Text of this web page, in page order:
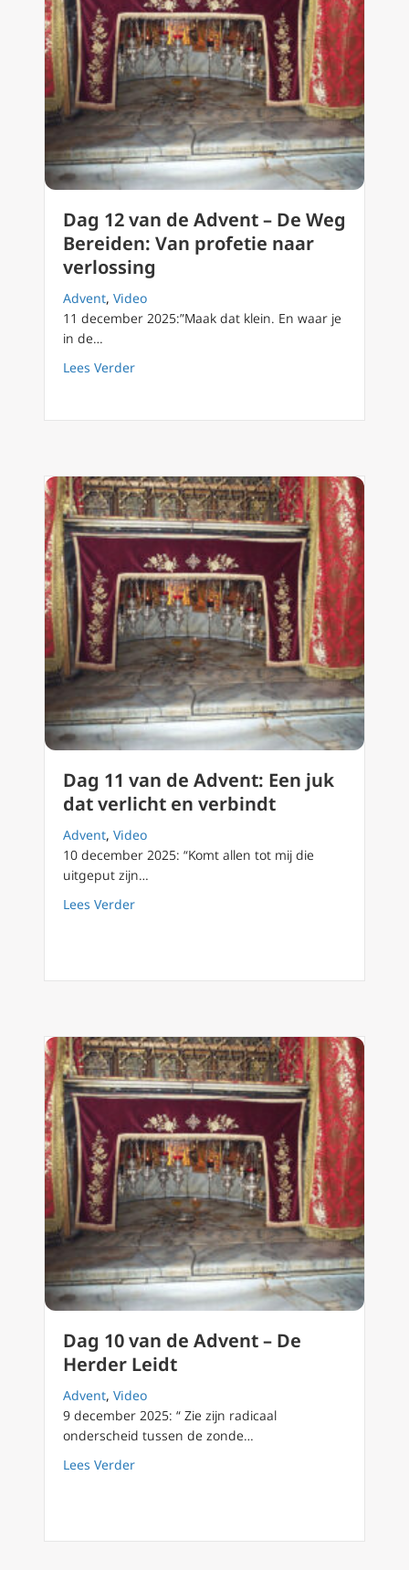
Dag 12 van de Advent – De Weg
Bereiden: Van profetie naar
verlossing
Advent, Video
11 december 2025:”Maak dat klein. En waar je
in de…
Lees Verderabout Dag 12 van de Advent – De Weg
Dag 11 van de Advent: Een juk
dat verlicht en verbindt
Advent, Video
10 december 2025: “Komt allen tot mij die
uitgeput zijn…
Lees Verderabout Dag 11 van de Advent: Een juk dat
Dag 10 van de Advent – De
Herder Leidt
Advent, Video
9 december 2025: “ Zie zijn radicaal
onderscheid tussen de zonde…
Lees Verderabout Dag 10 van de Advent – De Herder